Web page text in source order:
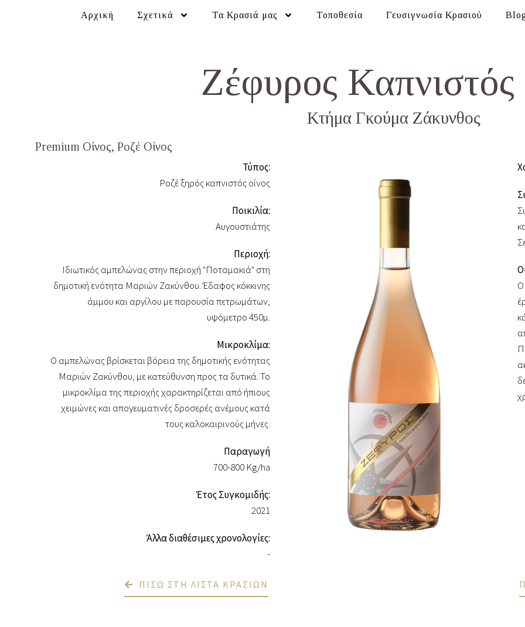
Αρχική Σχετικά Τα Κρασιά μας Τοποθεσία Γευσιγνωσία Κρασιού
Ζέφυρος Καπνιστός
Κτήμα Γκούμα Ζάκυνθος
Premium Οίνος, Ροζέ Οίνος
Τύπος:
Ροζέ ξηρός καπνιστός οίνος
Ποικιλία:
Αυγουστιάτης
Περιοχή:
Ιδιωτικός αμπελώνας στην περιοχή "Ποταμακιά" στη
δημοτική ενότητα Μαριών Ζακύνθου. Έδαφος κόκκινης
άμμου και αργίλου με παρουσία πετρωμάτων,
υψόμετρο 450μ.
Μικροκλίμα:
Ο αμπελώνας βρίσκεται βόρεια της δημοτικής ενότητας
Μαριών Ζακύνθου, με κατεύθυνση προς τα δυτικά. Το
μικροκλίμα της περιοχής χαρακτηρίζεται από ήπιους
χειμώνες και απογευματινές δροσερές ανέμους κατά
τους καλοκαιρινούς μήνες.
Παραγωγή
700-800 Kg/ha
Έτος Συγκομιδής:
2021
Άλλα διαθέσιμες χρονολογίες:
-
Ο
ΠΙΣΩ ΣΤΗ ΛΙΣΤΑ ΚΡΑΣΙΩΝ